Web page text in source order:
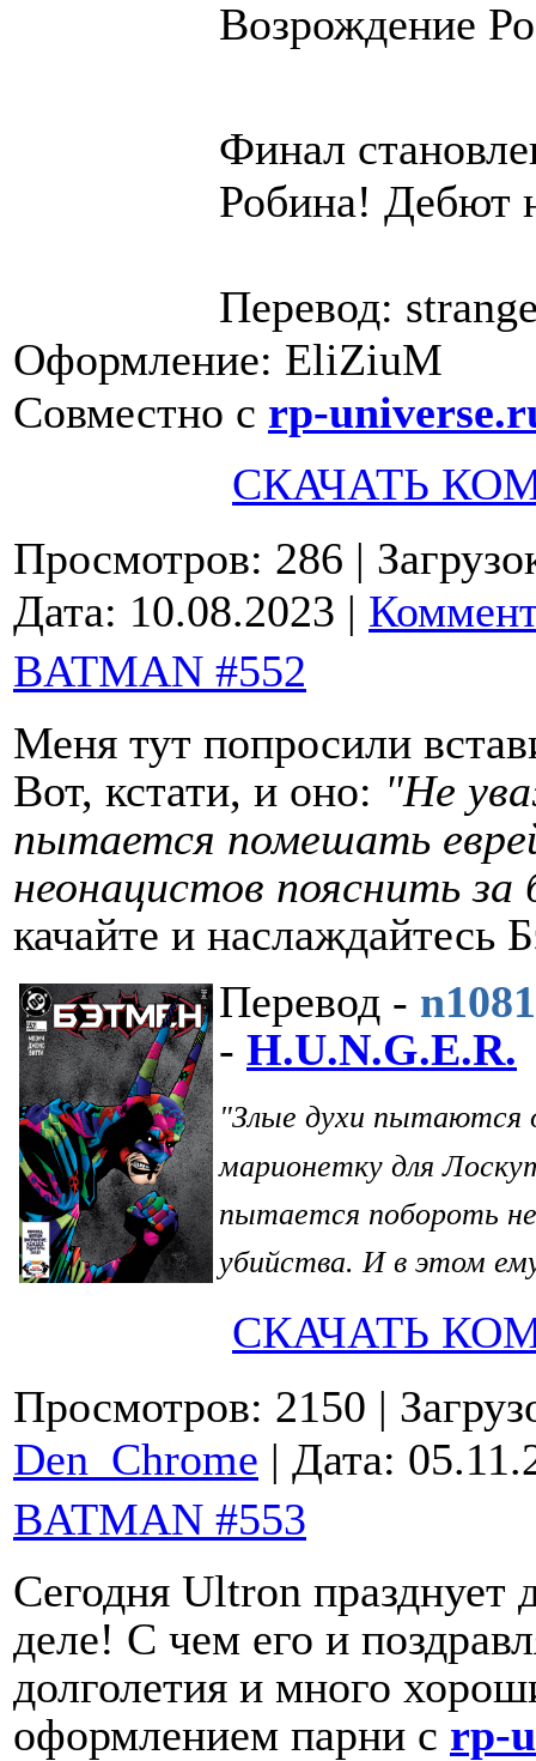
Возрождение
Финал
Робина! Дебют
Перевод:
Оформление: EliZiuM
Совместно с rp-
СКАЧАТЬ
Просмотров: 286 |
Дата: 10.08.2023 |
BATMAN #552
Меня тут попросили
Вот, кстати, и оно: "Не
пытается помешать
неонацистов пояснить за
качайте и наслаждайтесь
Перевод -
- H.U.N.G.E.R.
"Злые духи пытаются
марионетку для
пытается побороть
убийства. И в этом
СКАЧАТЬ
Просмотров: 2150 |
Den_Chrome | Дата:
BATMAN #553
Сегодня Ultron празднует
деле! С чем его и
долголетия и много
оформлением парни с rp-